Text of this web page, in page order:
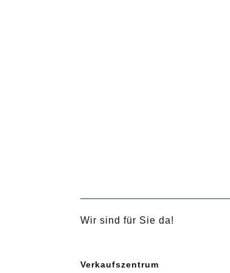
Wir sind für Sie da!
Verkaufszentrum